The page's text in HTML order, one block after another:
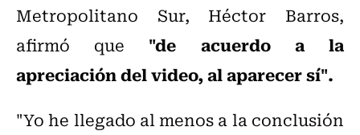
Metropolitano Sur, Héctor Barros,
afirmó que "de acuerdo a la
apreciación del video, al aparecer sí".
"Yo he llegado al menos a la conclusión